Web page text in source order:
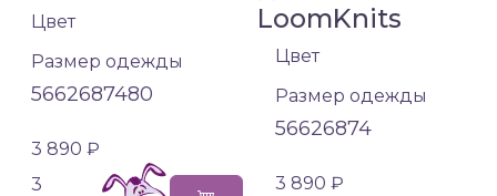
Цвет
Размер одежды
5662687480
3 890 ₽
3
LoomKnits
Цвет
Размер одежды
56626874
3 890 ₽